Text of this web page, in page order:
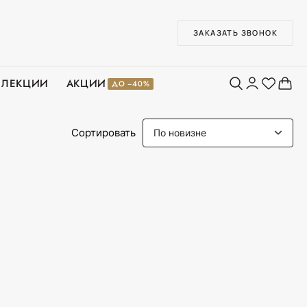
ЗАКАЗАТЬ ЗВОНОК
АКЦИИ ДО −40%